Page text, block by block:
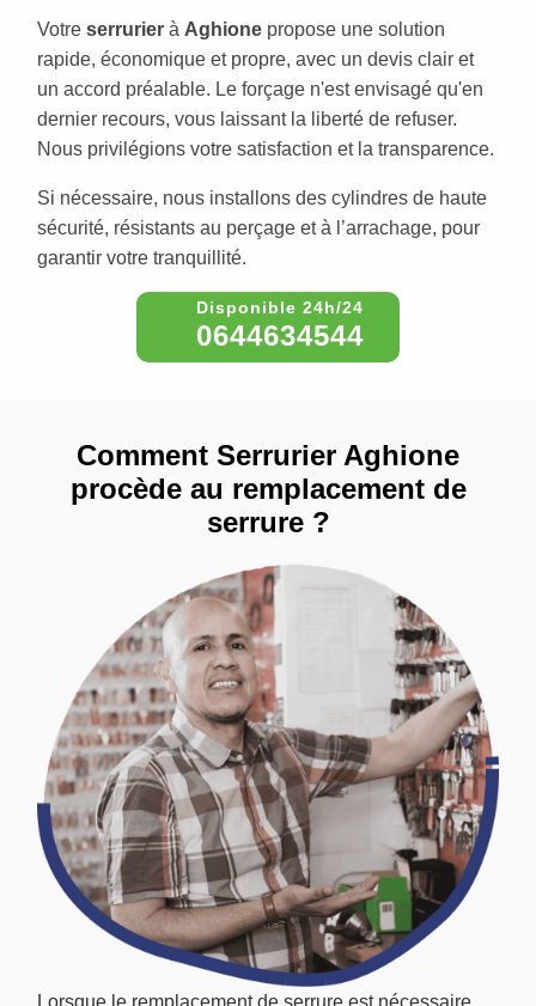
Votre serrurier à Aghione propose une solution
rapide, économique et propre, avec un devis clair et
un accord préalable. Le forçage n'est envisagé qu'en
dernier recours, vous laissant la liberté de refuser.
Nous privilégions votre satisfaction et la transparence.
Si nécessaire, nous installons des cylindres de haute
sécurité, résistants au perçage et à l’arrachage, pour
garantir votre tranquillité.
0644634544
Lorsque le remplacement de serrure est nécessaire,
Comment Serrurier Aghione
procède au remplacement de
serrure ?